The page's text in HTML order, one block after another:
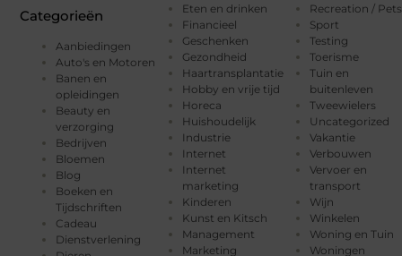
Categorieën
Aanbiedingen
Auto's en Motoren
Banen en
opleidingen
Beauty en
verzorging
Bedrijven
Bloemen
Blog
Boeken en
Tijdschriften
Cadeau
Dienstverlening
Eten en drinken
Financieel
Geschenken
Gezondheid
Haartransplantatie
Hobby en vrije tijd
Horeca
Huishoudelijk
Industrie
Internet
Internet
marketing
Kinderen
Kunst en Kitsch
Management
Marketing
Recreation / Pets
Sport
Testing
Toerisme
Tuin en
buitenleven
Tweewielers
Uncategorized
Vakantie
Verbouwen
Vervoer en
transport
Wijn
Winkelen
Woning en Tuin
Woningen